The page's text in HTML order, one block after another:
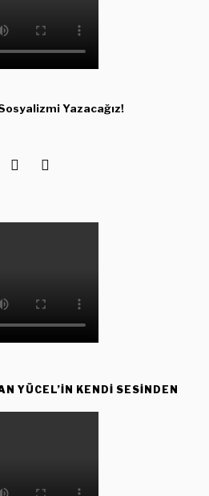
Yazacağız!
YÜCEL’IN KENDI SESINDEN